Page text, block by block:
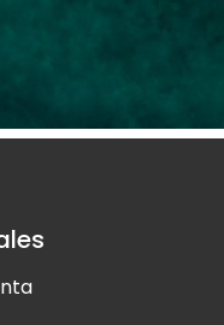
Ribadeo
Calvo Sotelo,